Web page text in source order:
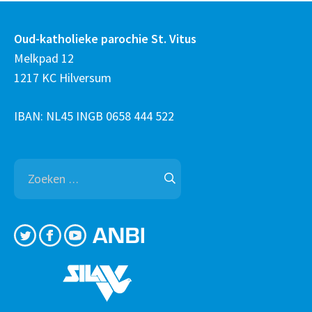
Oud-katholieke parochie St. Vitus
Melkpad 12
1217 KC Hilversum
IBAN: NL45 INGB 0658 444 522
Zoeken
naar: